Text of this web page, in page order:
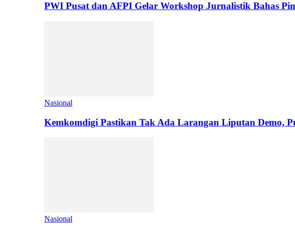
PWI Pusat dan AFPI Gelar Workshop Jurnalistik Bahas
Nasional
Kemkomdigi Pastikan Tak Ada Larangan Liputan Demo,
Nasional